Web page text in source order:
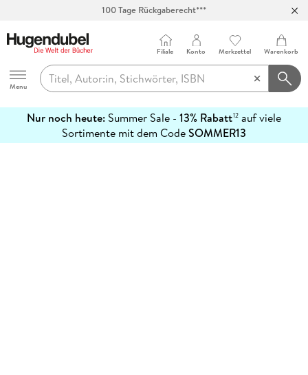
100 Tage Rückgaberecht***
Hugendubel
Menu
Filiale Konto Merkzettel Warenkorb
Nur noch heute: Summer Sale - 13% Rabatt12 auf viele
Sortimente mit dem CodeSOMMER13
erfahren